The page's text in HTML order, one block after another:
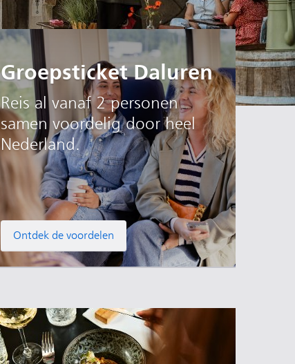
Groepsticket Daluren
Reis al vanaf 2 personen
samen voordelig door heel
Nederland.
Ontdek de voordelen